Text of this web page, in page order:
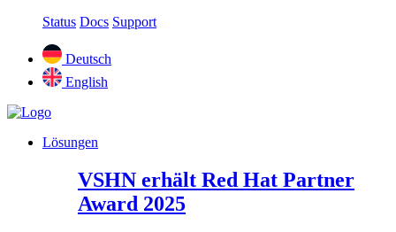
Status Docs Support
Deutsch
English
Lösungen
VSHN erhält Red Hat Partner
Award 2025